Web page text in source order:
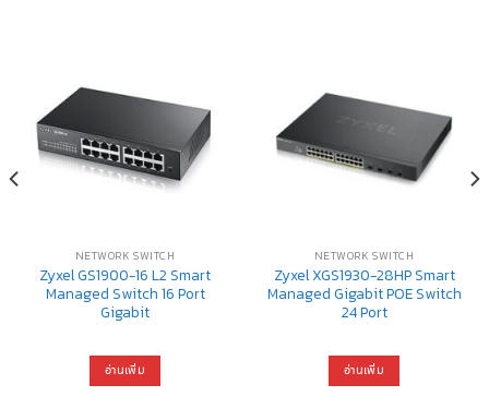
NETWORK SWITCH
Zyxel GS1900-16 L2 Smart
Managed Switch 16 Port
Gigabit
อ่านเพิ่ม
NETWORK SWITCH
Zyxel XGS1930-28HP Smart
Managed Gigabit POE Switch
24 Port
อ่านเพิ่ม